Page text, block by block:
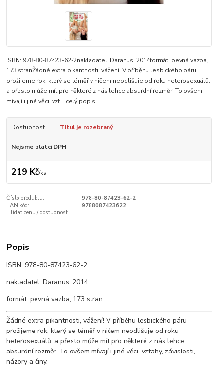
ISBN: 978-80-87423-62-2nakladatel: Daranus, 2014formát: pevná vazba,
173 stranŽádné extra pikantnosti, vážení! V příběhu lesbického páru
prožijeme rok, který se téměř v ničem neodlišuje od roku heterosexuálů,
a přesto může mít pro některé z nás lehce absurdní rozměr. To ovšem
mívají i jiné věci, vzt... celý popis
Dostupnost Titul je rozebraný
Nejsme plátci DPH
219 Kč/ks
Číslo produktu:
978-80-87423-62-2
EAN kód:
9788087423622
Hlídat cenu / dostupnost
Popis
ISBN: 978-80-87423-62-2
nakladatel: Daranus, 2014
formát: pevná vazba, 173 stran
Žádné extra pikantnosti, vážení! V příběhu lesbického páru
prožijeme rok, který se téměř v ničem neodlišuje od roku
heterosexuálů, a přesto může mít pro některé z nás lehce
absurdní rozměr. To ovšem mívají i jiné věci, vztahy, závislosti,
názory a činy.